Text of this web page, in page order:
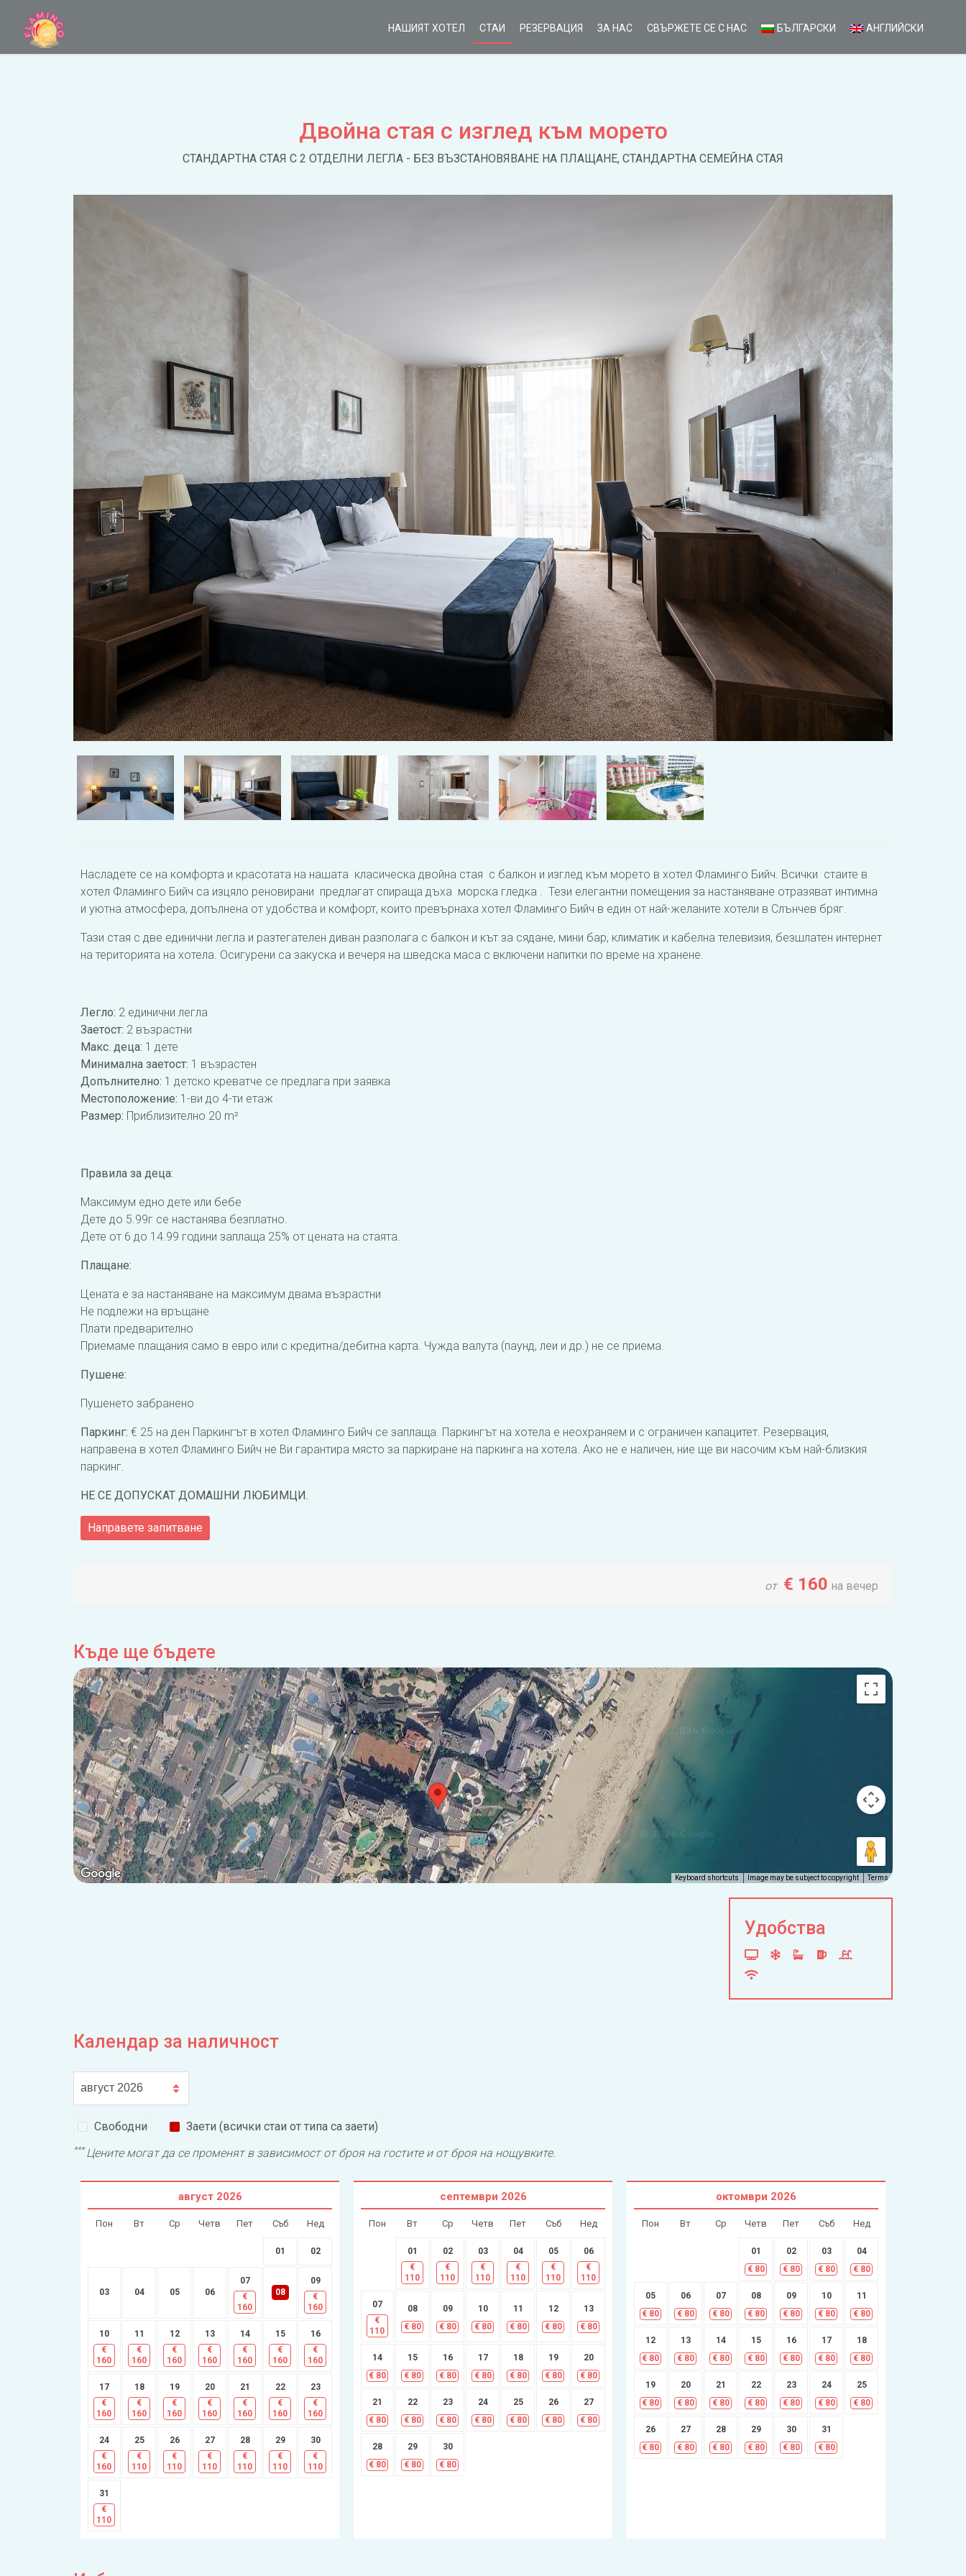
НАШИЯТ ХОТЕЛ СТАИ РЕЗЕРВАЦИЯ ЗА НАС СВЪРЖЕТЕ СЕ С НАС БЪЛГАРСКИ АНГЛИЙСКИ
Двойна стая с изглед към морето
СТАНДАРТНА СТАЯ С 2 ОТДЕЛНИ ЛЕГЛА - БЕЗ ВЪЗСТАНОВЯВАНЕ НА ПЛАЩАНЕ, СТАНДАРТНА СЕМЕЙНА СТАЯ
Насладете се на комфорта и красотата на нашата класическа двойна стая с балкон и изглед към морето в хотел Фламинго Бийч. Всички стаите в
хотел Фламинго Бийч са изцяло реновирани предлагат спираща дъха морска гледка . Тези елегантни помещения за настаняване отразяват интимна
и уютна атмосфера, допълнена от удобства и комфорт, които превърнаха хотел Фламинго Бийч в един от най-желаните хотели в Слънчев бряг.
Тази стая с две единични легла и разтегателен диван разполага с балкон и кът за сядане, мини бар, климатик и кабелна телевизия, безшлатен интернет
на територията на хотела. Осигурени са закуска и вечеря на шведска маса с включени напитки по време на хранене.
Легло: 2 единични легла
Заетост: 2 възрастни
Макс. деца: 1 дете
Минимална заетост: 1 възрастен
Допълнително: 1 детско креватче се предлага при заявка
Местоположение: 1-ви до 4-ти етаж
Размер: Приблизително 20 m²
Правила за деца:
Максимум едно дете или бебе
Дете до 5.99г се настанява безплатно.
Дете от 6 до 14.99 години заплаща 25% от цената на стаята.
Плащане:
Цената е за настаняване на максимум двама възрастни
Не подлежи на връщане
Плати предварително
Приемаме плащания само в евро или с кредитна/дебитна карта. Чужда валута (паунд, леи и др.) не се приема.
Пушене:
Пушенето забранено
Паркинг: € 25 на ден Паркингът в хотел Фламинго Бийч се заплаща. Паркингът на хотела е неохраняем и с ограничен капацитет. Резервация,
направена в хотел Фламинго Бийч не Ви гарантира място за паркиране на паркинга на хотела. Ако не е наличен, ние ще ви насочим към най-близкия
паркинг.
НЕ СЕ ДОПУСКАТ ДОМАШНИ ЛЮБИМЦИ.
Направете запитване
от € 160 на вечер
Къде ще бъдете
Keyboard shortcuts Image may be subject to copyright Terms
Удобства
Календар за наличност
Свободни Заети (всички стаи от типа са заети)
***Цените могат да се променят в зависимост от броя на гостите и от броя на нощувките.
август 2026
Пон Вт Ср Четв Пет Съб Нед
01 02
03 04 05 06
07
€
160
08
09
€
160
10
€
160
11
€
160
12
€
160
13
€
160
14
€
160
15
€
160
16
€
160
17
€
160
18
€
160
19
€
160
20
€
160
21
€
160
22
€
160
23
€
160
24
€
160
25
€
110
26
€
110
27
€
110
28
€
110
29
€
110
30
€
110
31
€
110
септември 2026
Пон Вт Ср Четв Пет Съб Нед
01
€
110
02
€
110
03
€
110
04
€
110
05
€
110
06
€
110
07
€
110
08
€ 80
09
€ 80
10
€ 80
11
€ 80
12
€ 80
13
€ 80
14
€ 80
15
€ 80
16
€ 80
17
€ 80
18
€ 80
19
€ 80
20
€ 80
21
€ 80
22
€ 80
23
€ 80
24
€ 80
25
€ 80
26
€ 80
27
€ 80
28
€ 80
29
€ 80
30
€ 80
октомври 2026
Пон Вт Ср Четв Пет Съб Нед
01
€ 80
02
€ 80
03
€ 80
04
€ 80
05
€ 80
06
€ 80
07
€ 80
08
€ 80
09
€ 80
10
€ 80
11
€ 80
12
€ 80
13
€ 80
14
€ 80
15
€ 80
16
€ 80
17
€ 80
18
€ 80
19
€ 80
20
€ 80
21
€ 80
22
€ 80
23
€ 80
24
€ 80
25
€ 80
26
€ 80
27
€ 80
28
€ 80
29
€ 80
30
€ 80
31
€ 80